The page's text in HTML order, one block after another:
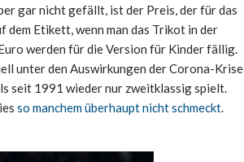
gar nicht gefällt, ist der Preis, der für das
Etikett, wenn man das Trikot in der
werden für die Version für Kinder fällig.
unter den Auswirkungen der Corona-Krise
seit 1991 wieder nur zweitklassig spielt.
so manchem überhaupt nicht schmeckt.